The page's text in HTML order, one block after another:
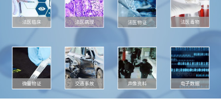
法医临床 法医病理 法医物证 法医毒物
微量物证 交通事故 声像资料 电子数据